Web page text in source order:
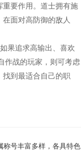
要作用。道士拥有施
面对高防御的敌人
果追求高输出、喜欢
作战的玩家，则可考虑
到最适合自己的职
称号丰富多样，各具特色